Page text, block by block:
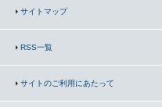
サイトマップ
RSS一覧
サイトのご利用にあたって